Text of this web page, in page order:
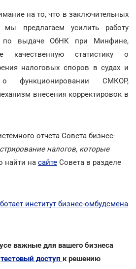
на то, что в заключительных
мы предлагаем усилить работу
по выдаче ОбНК при Минфине,
качественную статистику о
налоговых споров в судах и
функционировании СМКОР,
внесения корректировок в
отчета Совета бизнес-
налогов, которые
найти на сайте Совета в разделе
институт бизнес-омбудсмена
важные для вашего бизнеса
тестовый доступ к решению